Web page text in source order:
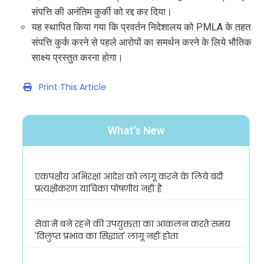
संपत्ति की अनंतिम कुर्की को रद्द कर दिया।
यह स्थापित किया गया कि प्रवर्तन निदेशालय को PMLA के तहत
संपत्ति कुर्क करने से पहले आरोपों का समर्थन करने के लिये भौतिक
साक्ष्य प्रस्तुत करना होगा।
Print This Article
What's New
एकपक्षीय अभिरक्षा आदेश को लागू करने के लिये बंदी
प्रत्यक्षीकरण याचिका पोषणीय नहीं है
सेवा में बने रहने की उपयुक्तता का आकलन करते समय
'विलुप्त प्रभाव का सिद्धांत' लागू नहीं होता